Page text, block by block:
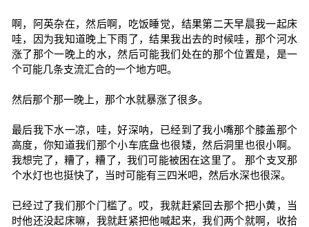
啊，阿英杂在，然后啊，吃饭睡觉，结果第二天早晨我一起床
哇，因为我知道晚上下雨了，结果我出去的时候哇，那个河水
涨了那个一晚上的水，然后可能我们处在的那个位置是，是一
个可能几条支流汇合的一个地方吧。
然后那个那一晚上，那个水就暴涨了很多。
最后我下水一凉，哇，好深呐，已经到了我小嘴那个膝盖那个
高度，你知道我们那个小车底盘也很矮，然后洞里也很小啊。
我想完了，糟了，糟了，我们可能被困在这里了。 那个支叉那
个水灯也也挺快了，当时可能有三四米吧，然后水深也很深。
已经过了我们那个门槛了。哎，我就赶紧回去那个把小黄，当
时他还没起床嘛，我就赶紧把他喊起来，我们两个就啊，收拾